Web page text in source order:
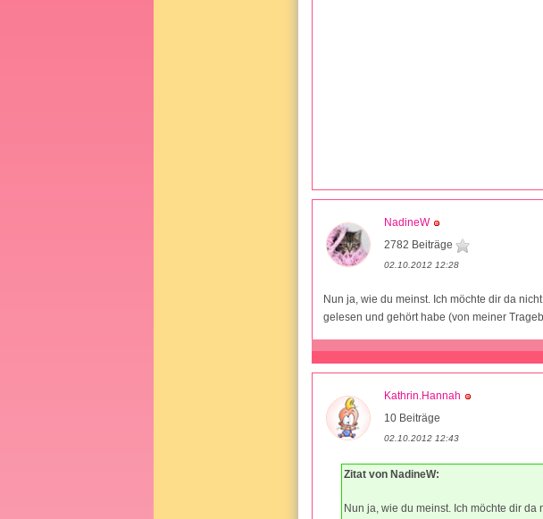
NadineW
2782 Beiträge
02.10.2012 12:28
Nun ja, wie du meinst. Ich möchte dir da
gelesen und gehört habe (von meiner
Kathrin.Hannah
10 Beiträge
02.10.2012 12:43
Zitat von NadineW:
Nun ja, wie du meinst. Ich möchte dir